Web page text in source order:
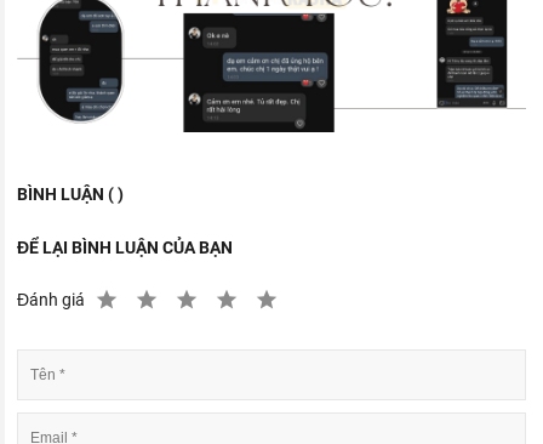
BÌNH LUẬN ( )
ĐỂ LẠI BÌNH LUẬN CỦA BẠN
Đánh giá